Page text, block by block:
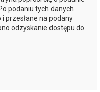
podaniu tych danych
przesłane na podany
odzyskanie dostępu do